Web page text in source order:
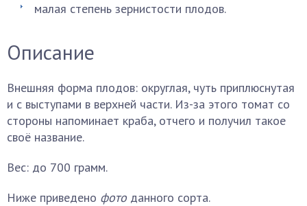
малая степень зернистости плодов.
Описание
Внешняя форма плодов: округлая, чуть приплюснутая
и с выступами в верхней части. Из-за этого томат со
стороны напоминает краба, отчего и получил такое
своё название.
Вес: до 700 грамм.
Ниже приведено фото данного сорта.